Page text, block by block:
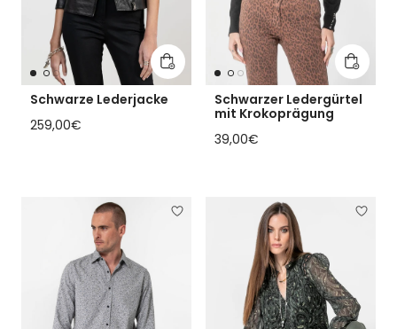
In den Warenkorb legen
Schwarze Lederjacke
Regulärer Preis
259,00€
In den
Schwarzer Ledergürtel
mit Krokoprägung
Regulärer Preis
39,00€